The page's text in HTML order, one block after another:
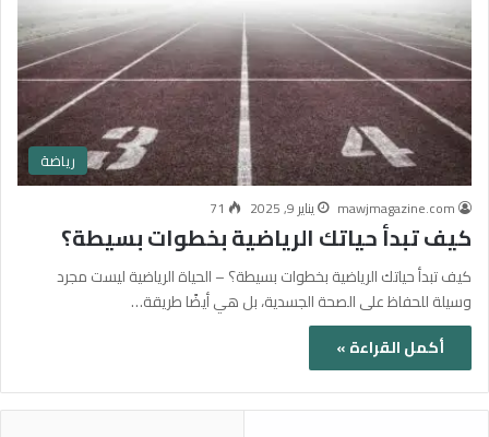
رياضة
mawjmagazine.com يناير 9, 2025 71
كيف تبدأ حياتك الرياضية بخطوات بسيطة؟
كيف تبدأ حياتك الرياضية بخطوات بسيطة؟ – الحياة الرياضية ليست مجرد
وسيلة للحفاظ على الصحة الجسدية، بل هي أيضًا طريقة…
أكمل القراءة »